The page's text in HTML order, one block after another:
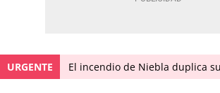
URGENTE El incendio de Niebla duplica